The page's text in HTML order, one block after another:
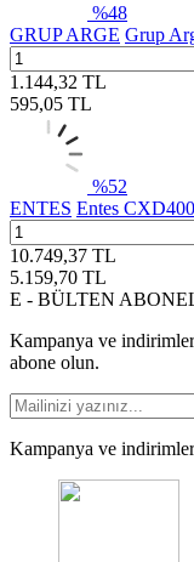
%48
GRUP ARGE Grup
1.144,32 TL
595,05 TL
%52
ENTES Entes
10.749,37 TL
5.159,70 TL
E - BÜLTEN
Kampanya ve
abone olun.
Kampanya ve